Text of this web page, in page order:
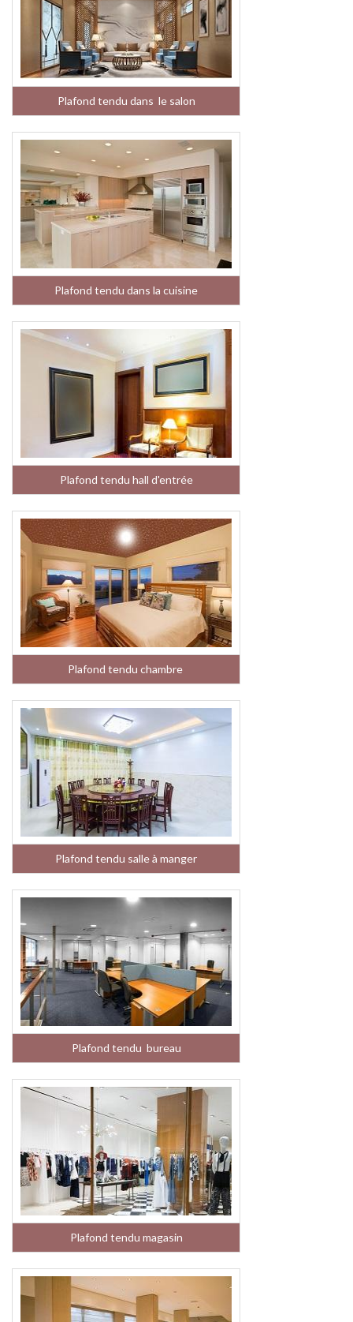
Plafond tendu dans le salon
Plafond tendu dans la cuisine
Plafond tendu hall d'entrée
Plafond tendu chambre
Plafond tendu salle à manger
Plafond tendu bureau
Plafond tendu magasin